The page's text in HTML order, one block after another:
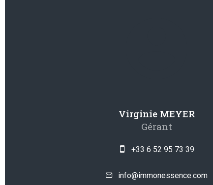
Virginie MEYER
Gérant
+33 6 52 95 73 39
info@immonessence.com